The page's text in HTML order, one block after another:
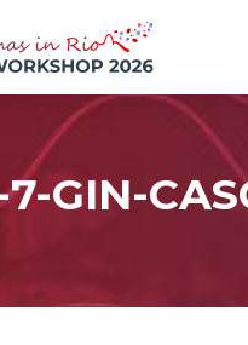
GIN-